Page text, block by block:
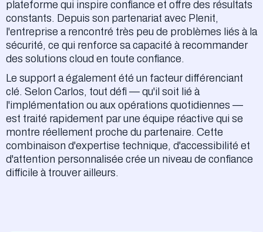
plateforme qui inspire confiance et offre des résultats
constants. Depuis son partenariat avec Plenit,
l'entreprise a rencontré très peu de problèmes liés à la
sécurité, ce qui renforce sa capacité à recommander
des solutions cloud en toute confiance.
Le support a également été un facteur différenciant
clé. Selon Carlos, tout défi — qu'il soit lié à
l'implémentation ou aux opérations quotidiennes —
est traité rapidement par une équipe réactive qui se
montre réellement proche du partenaire. Cette
combinaison d'expertise technique, d'accessibilité et
d'attention personnalisée crée un niveau de confiance
difficile à trouver ailleurs.